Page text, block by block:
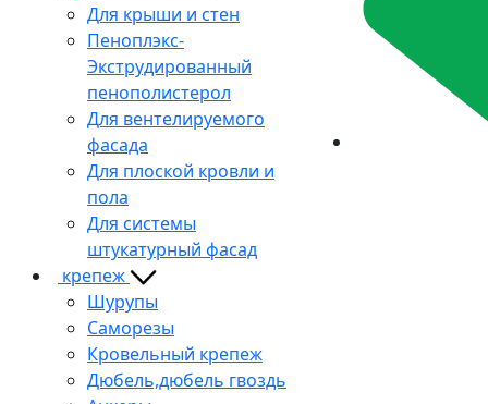
Для крыши и стен
Пеноплэкс-
Экструдированный
пенополистерол
Для вентелируемого
фасада
Для плоской кровли и
пола
Для системы
штукатурный фасад
крепеж
Шурупы
Саморезы
Кровельный крепеж
Дюбель,дюбель гвоздь